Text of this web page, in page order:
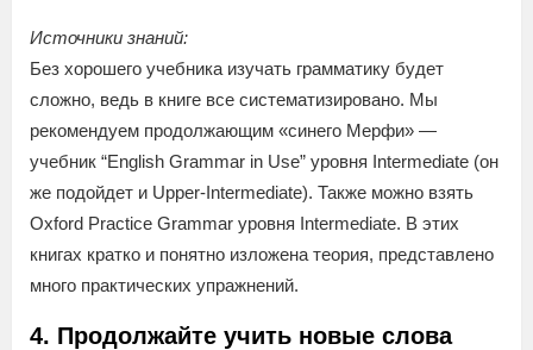
Источники знаний:
Без хорошего учебника изучать грамматику будет
сложно, ведь в книге все систематизировано. Мы
рекомендуем продолжающим «синего Мерфи» —
учебник “English Grammar in Use” уровня Intermediate (он
же подойдет и Upper-Intermediate). Также можно взять
Oxford Practice Grammar уровня Intermediate. В этих
книгах кратко и понятно изложена теория, представлено
много практических упражнений.
4. Продолжайте учить новые слова